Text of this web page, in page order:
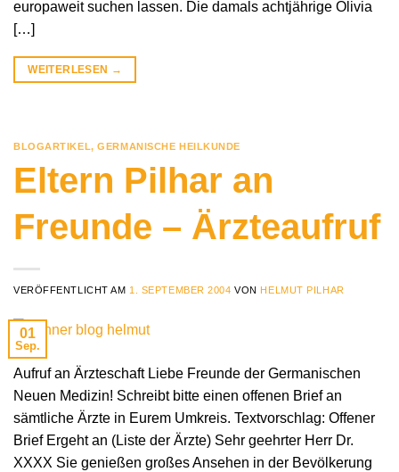
europaweit suchen lassen. Die damals achtjährige Olivia
[…]
WEITERLESEN →
BLOGARTIKEL,GERMANISCHE HEILKUNDE
Eltern Pilhar an
Freunde – Ärzteaufruf
VERÖFFENTLICHT AM 1. SEPTEMBER 2004 VON HELMUT PILHAR
01
Sep.
Aufruf an Ärzteschaft Liebe Freunde der Germanischen
Neuen Medizin! Schreibt bitte einen offenen Brief an
sämtliche Ärzte in Eurem Umkreis. Textvorschlag: Offener
Brief Ergeht an (Liste der Ärzte) Sehr geehrter Herr Dr.
XXXX Sie genießen großes Ansehen in der Bevölkerung